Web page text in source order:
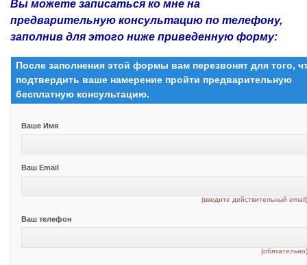
Вы можете записаться ко мне на
предварительную консультацию по телефону,
заполнив для этого ниже приведенную форму:
После заполнения этой формы вам перезвонят для того,
подтвердить ваше намерение пройти предварительную
бесплатную консультацию.
Ваше Имя
Ваш Email
(введите действительный
Ваш телефон